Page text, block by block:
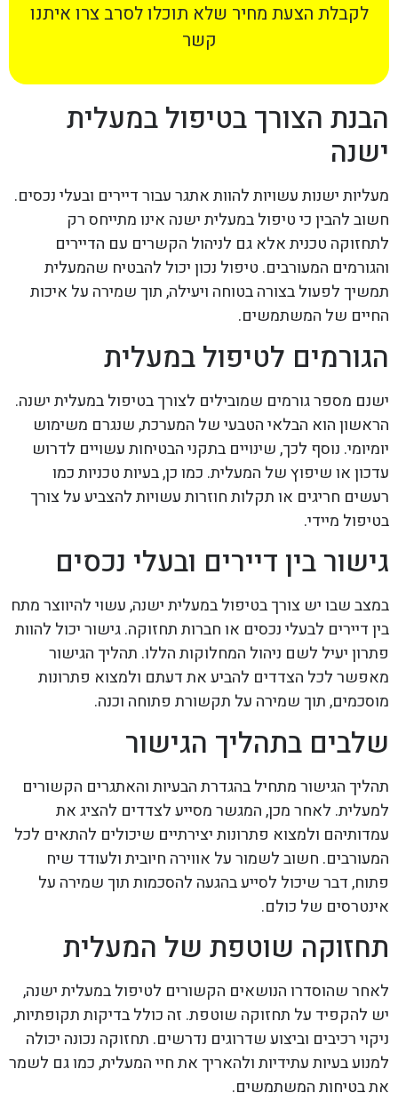
לקבלת הצעת מחיר שלא תוכלו לסרב צרו איתנו
קשר
הבנת הצורך בטיפול במעלית
ישנה
מעליות ישנות עשויות להוות אתגר עבור דיירים ובעלי נכסים.
חשוב להבין כי טיפול במעלית ישנה אינו מתייחס רק
לתחזוקה טכנית אלא גם לניהול הקשרים עם הדיירים
והגורמים המעורבים. טיפול נכון יכול להבטיח שהמעלית
תמשיך לפעול בצורה בטוחה ויעילה, תוך שמירה על איכות
החיים של המשתמשים.
הגורמים לטיפול במעלית
ישנם מספר גורמים שמובילים לצורך בטיפול במעלית ישנה.
הראשון הוא הבלאי הטבעי של המערכת, שנגרם משימוש
יומיומי. נוסף לכך, שינויים בתקני הבטיחות עשויים לדרוש
עדכון או שיפוץ של המעלית. כמו כן, בעיות טכניות כמו
רעשים חריגים או תקלות חוזרות עשויות להצביע על צורך
בטיפול מיידי.
גישור בין דיירים ובעלי נכסים
במצב שבו יש צורך בטיפול במעלית ישנה, עשוי להיווצר מתח
בין דיירים לבעלי נכסים או חברות תחזוקה. גישור יכול להוות
פתרון יעיל לשם ניהול המחלוקות הללו. תהליך הגישור
מאפשר לכל הצדדים להביע את דעתם ולמצוא פתרונות
מוסכמים, תוך שמירה על תקשורת פתוחה וכנה.
שלבים בתהליך הגישור
תהליך הגישור מתחיל בהגדרת הבעיות והאתגרים הקשורים
למעלית. לאחר מכן, המגשר מסייע לצדדים להציג את
עמדותיהם ולמצוא פתרונות יצירתיים שיכולים להתאים לכל
המעורבים. חשוב לשמור על אווירה חיובית ולעודד שיח
פתוח, דבר שיכול לסייע בהגעה להסכמות תוך שמירה על
אינטרסים של כולם.
תחזוקה שוטפת של המעלית
לאחר שהוסדרו הנושאים הקשורים לטיפול במעלית ישנה,
יש להקפיד על תחזוקה שוטפת. זה כולל בדיקות תקופתיות,
ניקוי רכיבים וביצוע שדרוגים נדרשים. תחזוקה נכונה יכולה
למנוע בעיות עתידיות ולהאריך את חיי המעלית, כמו גם לשמר
את בטיחות המשתמשים.